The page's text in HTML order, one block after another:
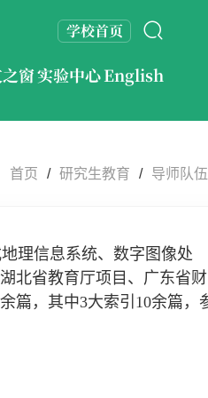
学校首页
窗实验中心English
首页 / 研究生教育 / 导师队伍
理信息系统、数字图像处
北省教育厅项目、广东省财
篇，其中3大索引10余篇，